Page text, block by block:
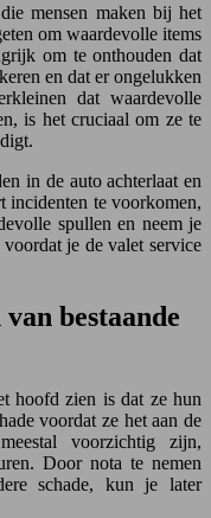
mensen maken bij het
om waardevolle items
om te onthouden dat
en dat er ongelukken
dat waardevolle
is het cruciaal om ze te
in de auto achterlaat en
incidenten te voorkomen,
spullen en neem je
je de valet service
bestaande
hoofd zien is dat ze hun
voordat ze het aan de
voorzichtig zijn,
Door nota te nemen
schade, kun je later